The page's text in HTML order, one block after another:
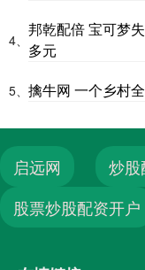
4、
邦乾配倍 宝可梦
多元
5、 擒牛网 一个乡村
启远网 炒股
股票炒股配资开户